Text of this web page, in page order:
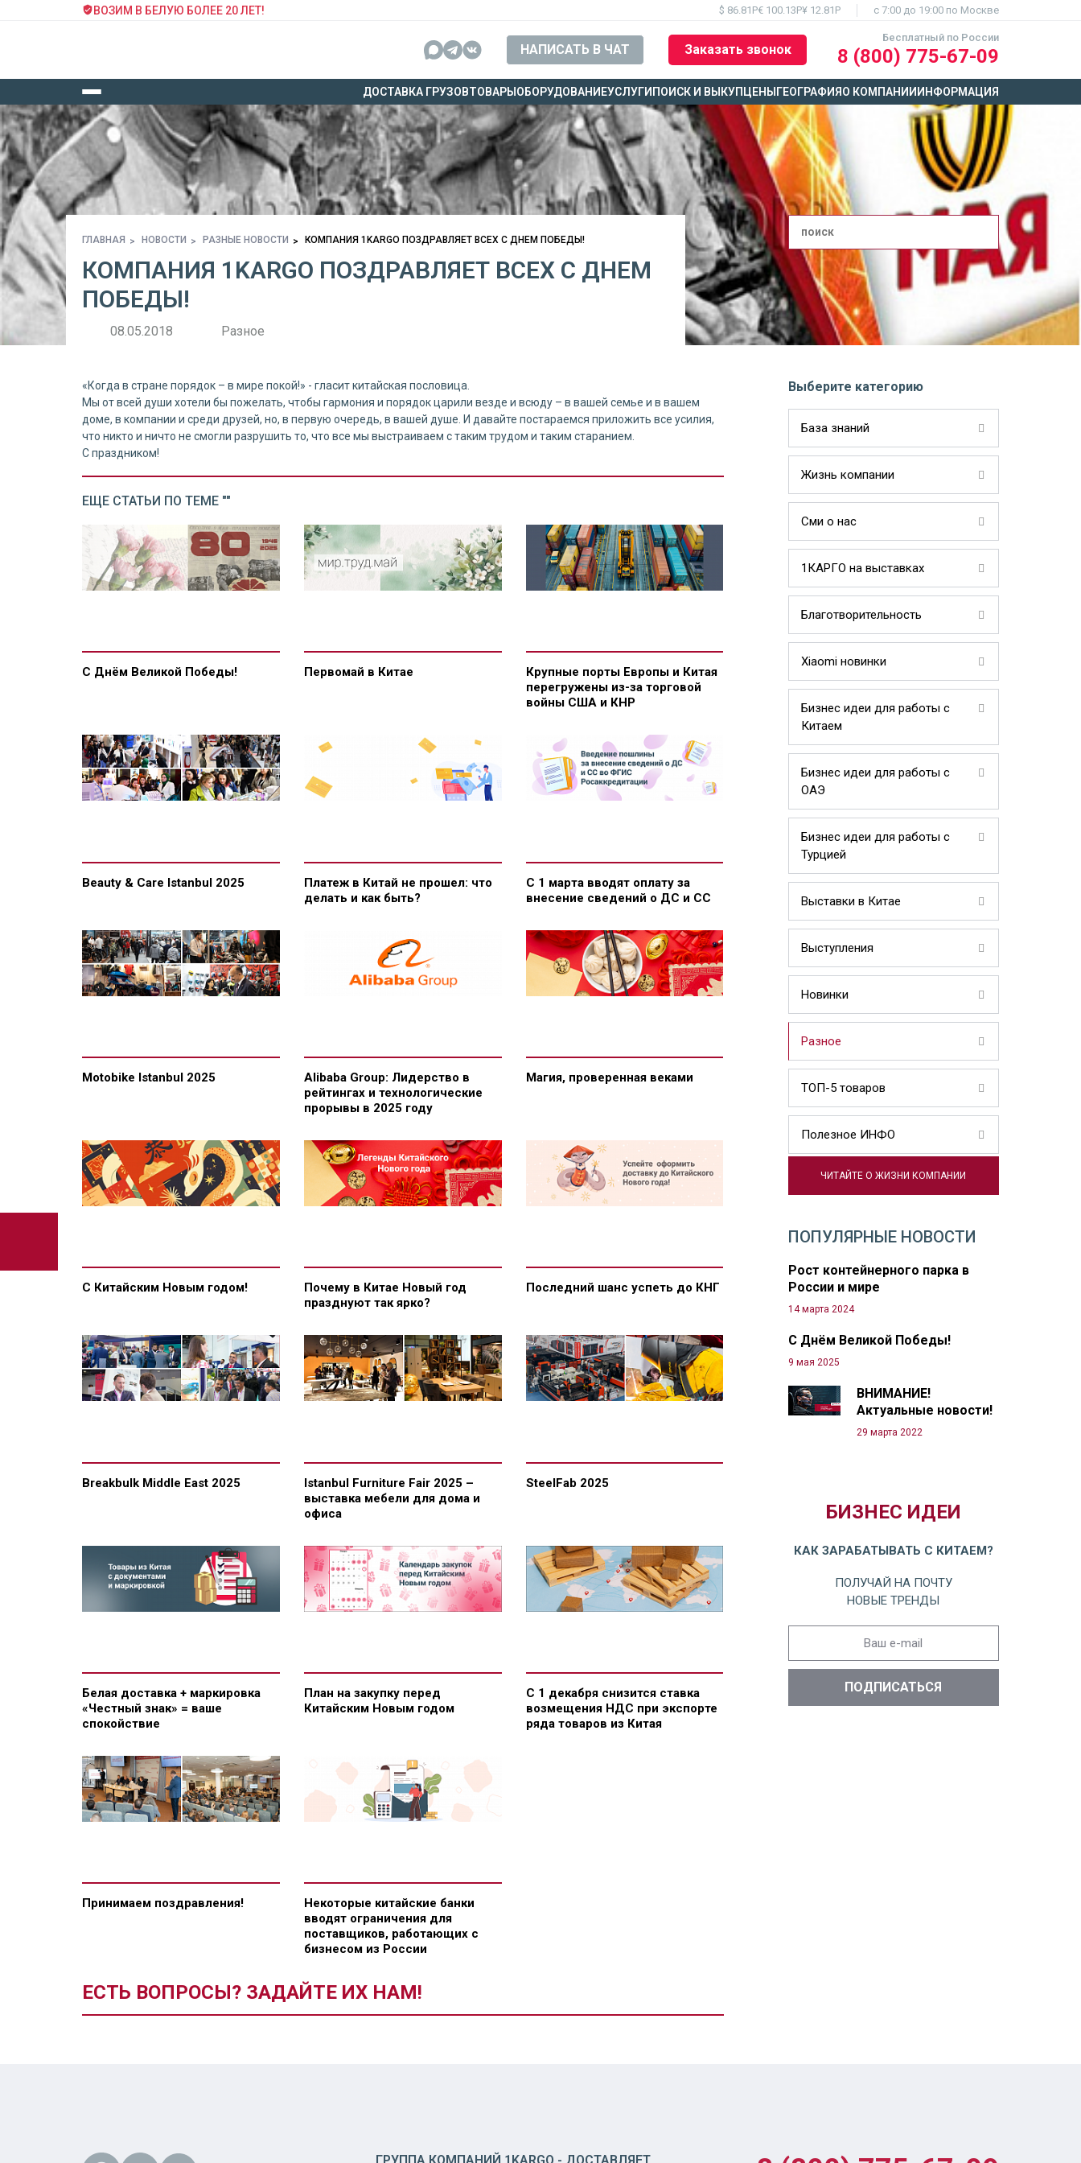
ВОЗИМ В БЕЛУЮ БОЛЕЕ 20 ЛЕТ! $ 86.81Р€ 100.13Р¥ 12.81Р c 7:00 до 19:00 по Москве
НАПИСАТЬ В ЧАТ Заказать звонок
Бесплатный по России
8 (800) 775-67-09
ДОСТАВКА ГРУЗОВТОВАРЫ ОБОРУДОВАНИЕУСЛУГИ ПОИСК И ВЫКУП ЦЕНЫ ГЕОГРАФИЯО КОМПАНИИ ИНФОРМАЦИЯ
ГЛАВНАЯ НОВОСТИ РАЗНЫЕ НОВОСТИ КОМПАНИЯ 1KARGO ПОЗДРАВЛЯЕТ ВСЕХ С ДНЕМ ПОБЕДЫ!
КОМПАНИЯ 1KARGO ПОЗДРАВЛЯЕТ ВСЕХ С ДНЕМ
ПОБЕДЫ!
08.05.2018 Разное
«Когда в стране порядок – в мире покой!» - гласит китайская пословица.
Мы от всей души хотели бы пожелать, чтобы гармония и порядок царили везде и всюду – в вашей семье и в вашем
доме, в компании и среди друзей, но, в первую очередь, в вашей душе. И давайте постараемся приложить все усилия,
что никто и ничто не смогли разрушить то, что все мы выстраиваем с таким трудом и таким старанием.
С праздником!
ЕЩЕ СТАТЬИ ПО ТЕМЕ ""
С Днём Великой Победы! Первомай в Китае
Крупные порты Европы и Китая
перегружены из-за торговой
войны США и КНР
Beauty & Care Istanbul 2025
Платеж в Китай не прошел: что
делать и как быть?
С 1 марта вводят оплату за
внесение сведений о ДС и СС
Motobike Istanbul 2025
Alibaba Group: Лидерство в
рейтингах и технологические
прорывы в 2025 году
Магия, проверенная веками
С Китайским Новым годом!
Почему в Китае Новый год
празднуют так ярко?
Последний шанс успеть до КНГ
Breakbulk Middle East 2025
Istanbul Furniture Fair 2025 –
выставка мебели для дома и
офиса
SteelFab 2025
Белая доставка + маркировка
«Честный знак» = ваше
спокойствие
План на закупку перед
Китайским Новым годом
С 1 декабря снизится ставка
возмещения НДС при экспорте
ряда товаров из Китая
Принимаем поздравления!
Некоторые китайские банки
вводят ограничения для
поставщиков, работающих с
бизнесом из России
ЕСТЬ ВОПРОСЫ? ЗАДАЙТЕ ИХ НАМ!
Выберите категорию
База знаний
Жизнь компании
Сми о нас
1КАРГО на выставках
Благотворительность
Xiaomi новинки
Бизнес идеи для работы с
Китаем
Бизнес идеи для работы с
ОАЭ
Бизнес идеи для работы с
Турцией
Выставки в Китае
Выступления
Новинки
Разное
ТОП-5 товаров
Полезное ИНФО
ЧИТАЙТЕ О ЖИЗНИ КОМПАНИИ
ПОПУЛЯРНЫЕ НОВОСТИ
Рост контейнерного парка в
России и мире
14 марта 2024
С Днём Великой Победы!
9 мая 2025
ВНИМАНИЕ!
Актуальные новости!
29 марта 2022
БИЗНЕС ИДЕИ
КАК ЗАРАБАТЫВАТЬ С КИТАЕМ?
ПОЛУЧАЙ НА ПОЧТУ
НОВЫЕ ТРЕНДЫ